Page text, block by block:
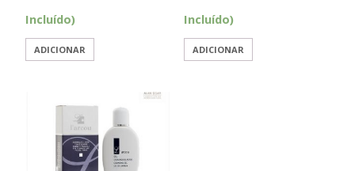
Incluído)
ADICIONAR
Incluído)
ADICIONAR